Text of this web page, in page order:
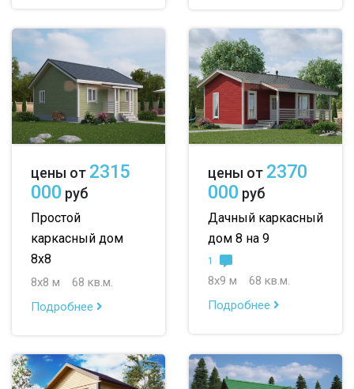
цены от 2315
000 руб
Простой
каркасный дом
8х8
8х8 м
68 кв.м.
Подробнее
цены от 2370
000 руб
Дачный каркасный
дом 8 на 9
1
8х9 м
68 кв.м.
Подробнее